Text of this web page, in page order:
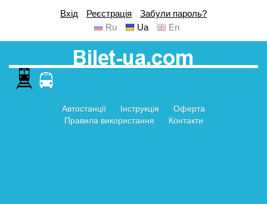
Вхід Реєстрація
Забули пароль?
Ru
Ua En
Автостанції Інструкція
Оферта
Правила використання
Контакти